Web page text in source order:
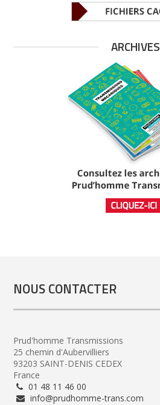
ARCHIVES
NOUS CONTACTER
Prud'homme Transmissions
25 chemin d'Aubervilliers
93203 SAINT-DENIS CEDEX
France
01 48 11 46 00
info@prudhomme-trans.com